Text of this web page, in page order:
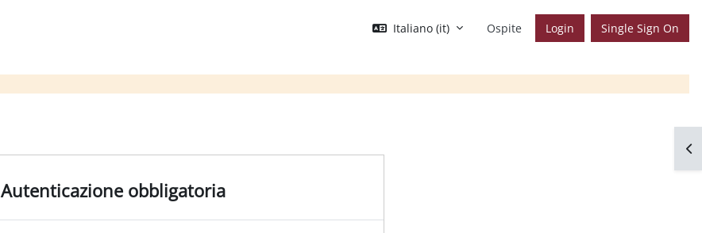
Italiano ‎(it)‎ Ospite Login Single Sign On
Autenticazione obbligatoria